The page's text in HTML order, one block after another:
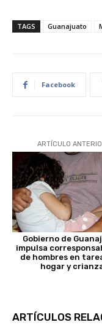
TAGS Guanajuato
Facebook
ARTÍCULO
Gobierno de
impulsa
de hombres en
hogar y
ARTÍCULOS